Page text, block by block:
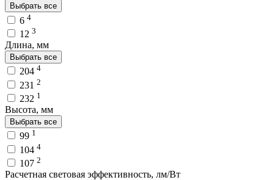
Выбрать все
6 4
12 3
Длина, мм
Выбрать все
204 4
231 2
232 1
Высота, мм
Выбрать все
99 1
104 4
107 2
Расчетная световая эффективность, лм/Вт